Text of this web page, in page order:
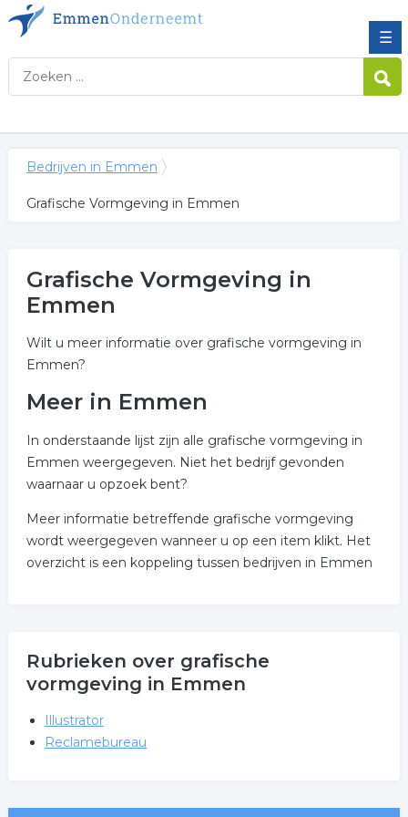
☰
Bedrijven in Emmen
Grafische Vormgeving in Emmen
Grafische Vormgeving in
Emmen
Wilt u meer informatie over grafische vormgeving in
Emmen?
Meer in Emmen
In onderstaande lijst zijn alle grafische vormgeving in
Emmen weergegeven. Niet het bedrijf gevonden
waarnaar u opzoek bent?
Meer informatie betreffende grafische vormgeving
wordt weergegeven wanneer u op een item klikt. Het
overzicht is een koppeling tussen bedrijven in Emmen
Rubrieken over grafische
vormgeving in Emmen
Illustrator
Reclamebureau